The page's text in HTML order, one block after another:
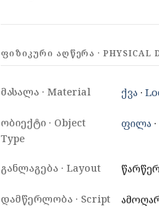
ᲤᲘᲖᲘᲙᲣᲠᲘ ᲐᲦᲬᲔᲠᲐ · PHYSICAL
მასალა · Material ქვა ·
ობიექტი · Object
Type
ფილა ·
განლაგება · Layout
დამწერლობა · Script